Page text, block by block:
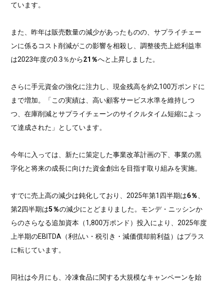
ています。
また、昨年は販売数量の減少があったものの、サプライチェー
ンに係るコスト削減がこの影響を相殺し、調整後売上総利益率
は2023年度の0.3％から21％へと上昇しました。
さらに手元資金の強化に注力し、現金残高を約2,100万ポンドに
まで増加。「この実績は、高い顧客サービス水準を維持しつ
つ、在庫削減とサプライチェーンのサイクルタイム短縮によっ
て達成された」としています。
今年に入っては、新たに策定した事業改革計画の下、事業の黒
字化と将来の成長に向けた資金創出を目指す取り組みを実施。
すでに売上高の減少は鈍化しており、2025年第1四半期は6％
第2四半期は5％の減少にとどまりました。モンデ・ニッシンか
らのさらなる追加資本（1,800万ポンド）投入により、2025年度
上半期のEBITDA（利払い・税引き・減価償却前利益）はプラス
に転じています。
同社は今月にも、冷凍食品に関する大規模なキャンペーンを始